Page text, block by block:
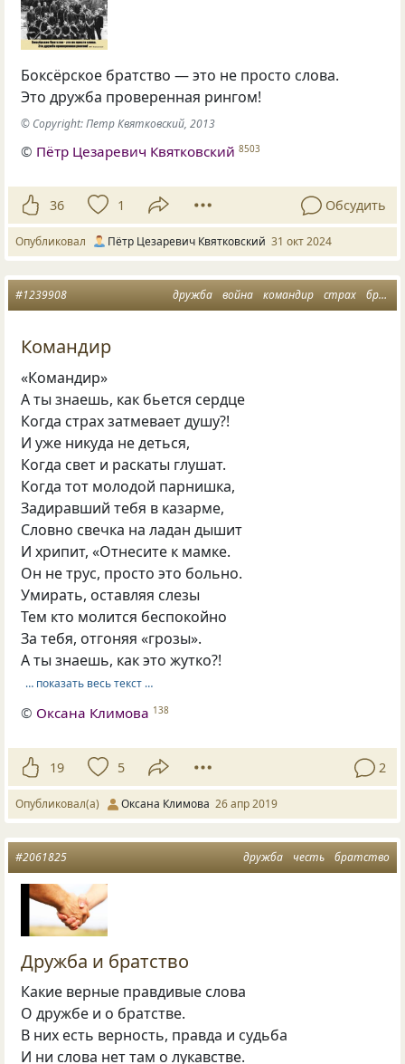
Боксёрское братство — это не просто слова.
Это дружба проверенная рингом!
© Copyright: Петр Квятковский, 2013
© Пётр Цезаревич Квятковский 8503
36 1 Обсудить
Опубликовал Пётр Цезаревич Квятковский 31 окт 2024
дружба война командир страх братство
#1239908
Командир
«Командир»
А ты знаешь, как бьется сердце
Когда страх затмевает душу?!
И уже никуда не деться,
Когда свет и раскаты глушат.
Когда тот молодой парнишка,
Задиравший тебя в казарме,
Словно свечка на ладан дышит
И хрипит, «Отнесите к мамке.
Он не трус, просто это больно.
Умирать, оставляя слезы
Тем кто молится беспокойно
За тебя, отгоняя «грозы».
А ты знаешь, как это жутко?!
… показать весь текст …
© Оксана Климова 138
19 5 2
Опубликовал(а) Оксана Климова 26 апр 2019
дружба честь братство
#2061825
Дружба и братство
Какие верные правдивые слова
О дружбе и о братстве.
В них есть верность, правда и судьба
И ни слова нет там о лукавстве.